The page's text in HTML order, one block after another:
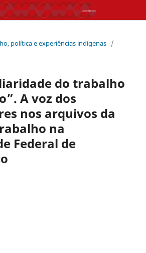
política e experiências indígenas /
do trabalho
A voz dos
nos arquivos da
na
Federal de